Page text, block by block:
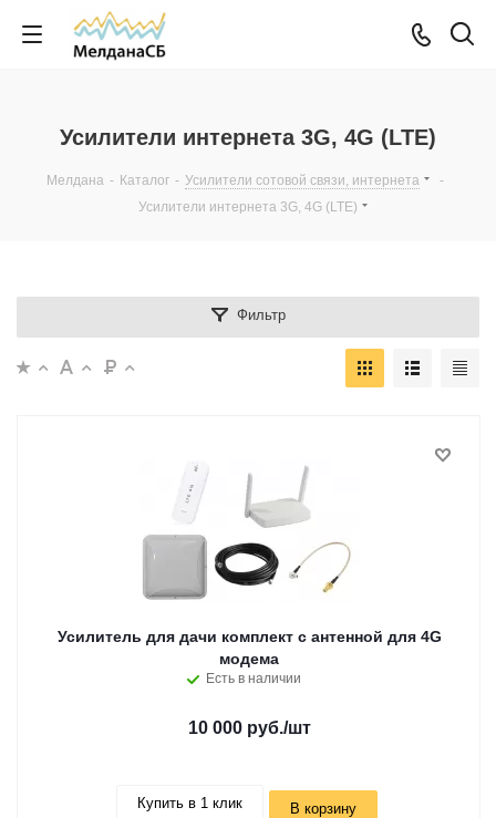
Усилители интернета 3G, 4G (LTE)
Мелдана - Каталог - Усилители сотовой связи, интернета
-
Усилители интернета 3G, 4G (LTE)
Фильтр
Усилитель для дачи комплект с антенной для 4G
модема
Есть в наличии
10 000 руб./шт
Купить в 1 клик В корзину